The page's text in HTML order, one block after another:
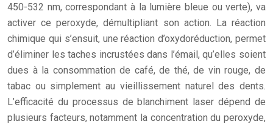
450-532 nm, correspondant à la lumière bleue ou verte), va
activer ce peroxyde, démultipliant son action. La réaction
chimique qui s’ensuit, une réaction d’oxydoréduction, permet
d’éliminer les taches incrustées dans l’émail, qu’elles soient
dues à la consommation de café, de thé, de vin rouge, de
tabac ou simplement au vieillissement naturel des dents.
L’efficacité du processus de blanchiment laser dépend de
plusieurs facteurs, notamment la concentration du peroxyde,